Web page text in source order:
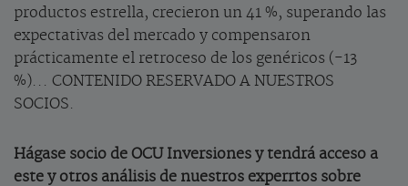
productos estrella, crecieron un 41 %, superando las
expectativas del mercado y compensaron
prácticamente el retroceso de los genéricos (-13
%)... CONTENIDO RESERVADO A NUESTROS
SOCIOS.
Hágase socio de OCU Inversiones y tendrá acceso a
este y otros análisis de nuestros experrtos sobre